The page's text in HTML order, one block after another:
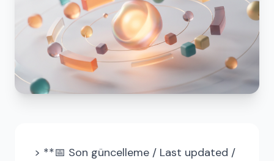
> **📅 Son güncelleme / Last updated /